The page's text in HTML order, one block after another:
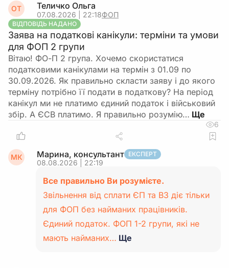
ОТ Теличко Ольга
07.08.2026 | 22:18ФОП
ВІДПОВІДЬ НАДАНО
Заява на податкові канікули: терміни та умови
для ФОП 2 групи
Вітаю! ФО-П 2 група. Хочемо скористатися
податковими канікулами на термін з 01.09 по
30.09.2026. Як правильно скласти заяву і до якого
терміну потрібно її подати в податкову? На період
канікул ми не платимо єдиний податок і військовий
збір. А ЄСВ платимо. Я правильно розумію…
6
МК Марина, консультант ЕКСПЕРТ
08.08.2026 | 22:19
Все правильно Ви розумієте.
Звільнення від сплати ЄП та ВЗ діє тільки
для ФОП без найманих працівників.
Єдиний податок. ФОП 1-2 групи, які не
мають найманих… Ще